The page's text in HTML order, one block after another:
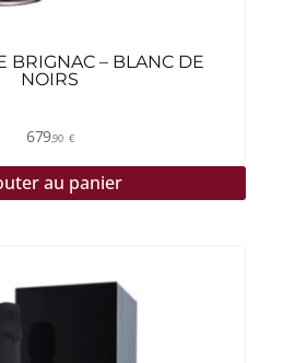
BRIGNAC – BLANC DE
NOIRS
679,90 €
au panier